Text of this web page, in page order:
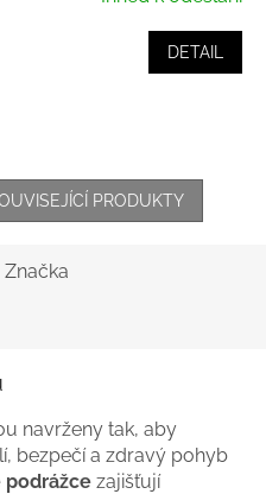
DETAIL
PRODUKTY
Značka
navrženy tak, aby
bezpečí a zdravý pohyb
zajišťují